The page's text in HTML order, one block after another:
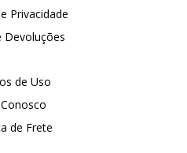
Privacidade
Devoluções
de Uso
de Frete